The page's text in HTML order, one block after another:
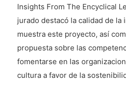
Insights From The Encyclical
jurado destacó la calidad de la
muestra este proyecto, así
propuesta sobre las
fomentarse en las
cultura a favor de la